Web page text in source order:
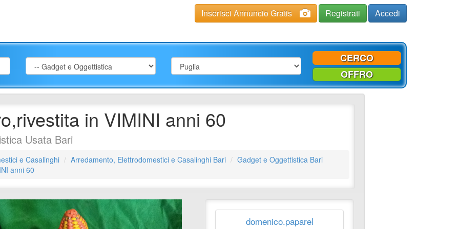
Inserisci Annuncio Gratis Registrati Accedi
CERCO
OFFRO
in VIMINI anni 60
Usata Bari
e Casalinghi Arredamento, Elettrodomestici e Casalinghi Bari
Gadget e Oggettistica Bari
anni 60
domenico.paparel